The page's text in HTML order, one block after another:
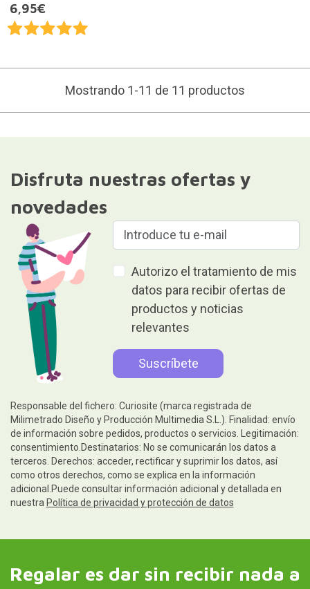
6,95€
Mostrando 1-11 de 11 productos
Disfruta nuestras ofertas y
novedades
Autorizo el tratamiento de mis
datos para recibir ofertas de
productos y noticias
relevantes
Responsable del fichero: Curiosite (marca registrada de
Milimetrado Diseño y Producción Multimedia S.L.). Finalidad: envío
de información sobre pedidos, productos o servicios. Legitimación:
consentimiento.Destinatarios: No se comunicarán los datos a
terceros. Derechos: acceder, rectificar y suprimir los datos, así
como otros derechos, como se explica en la información
adicional.Puede consultar información adicional y detallada en
nuestra Política de privacidad y protección de datos
Regalar es dar sin recibir nada a